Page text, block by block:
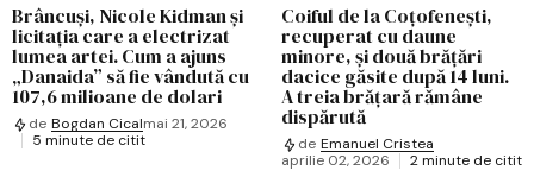
Brâncuși, Nicole Kidman și
licitația care a electrizat
lumea artei. Cum a ajuns
„Danaida” să fie vândută cu
107,6 milioane de dolari
de Bogdan Cicalmai 21, 2026
5 minute de citit
Coiful de la Coțofenești,
recuperat cu daune
minore, și două brățări
dacice găsite după 14 luni.
A treia brățară rămâne
dispărută
de Emanuel Cristea
aprilie 02, 2026
2 minute de citit